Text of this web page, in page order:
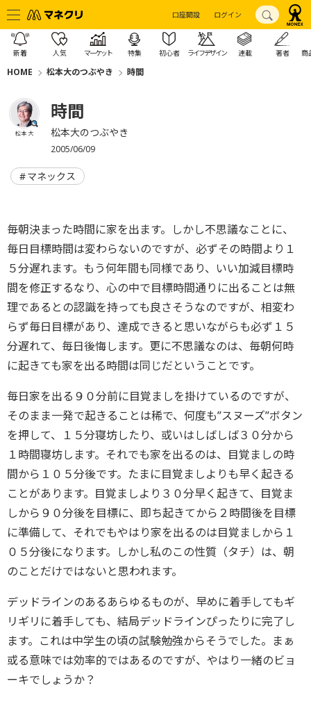
口座開設 ログイン
新着 人気 マーケット 特集 初心者 ライフデザイン 連載 著者 商
HOME 松本大のつぶやき 時間
松本 大
時間
松本大のつぶやき
2005/06/09
マネックス
毎朝決まった時間に家を出ます。しかし不思議なことに、
毎日目標時間は変わらないのですが、必ずその時間より１
５分遅れます。もう何年間も同様であり、いい加減目標時
間を修正するなり、心の中で目標時間通りに出ることは無
理であるとの認識を持っても良さそうなのですが、相変わ
らず毎日目標があり、達成できると思いながらも必ず１５
分遅れて、毎日後悔します。更に不思議なのは、毎朝何時
に起きても家を出る時間は同じだということです。
毎日家を出る９０分前に目覚ましを掛けているのですが、
そのまま一発で起きることは稀で、何度も”スヌーズ”ボタン
を押して、１５分寝坊したり、或いはしばしば３０分から
１時間寝坊します。それでも家を出るのは、目覚ましの時
間から１０５分後です。たまに目覚ましよりも早く起きる
ことがあります。目覚ましより３０分早く起きて、目覚ま
しから９０分後を目標に、即ち起きてから２時間後を目標
に準備して、それでもやはり家を出るのは目覚ましから１
０５分後になります。しかし私のこの性質（タチ）は、朝
のことだけではないと思われます。
デッドラインのあるあらゆるものが、早めに着手してもギ
リギリに着手しても、結局デッドラインぴったりに完了し
ます。これは中学生の頃の試験勉強からそうでした。まぁ
或る意味では効率的ではあるのですが、やはり一緒のビョ
ーキでしょうか？